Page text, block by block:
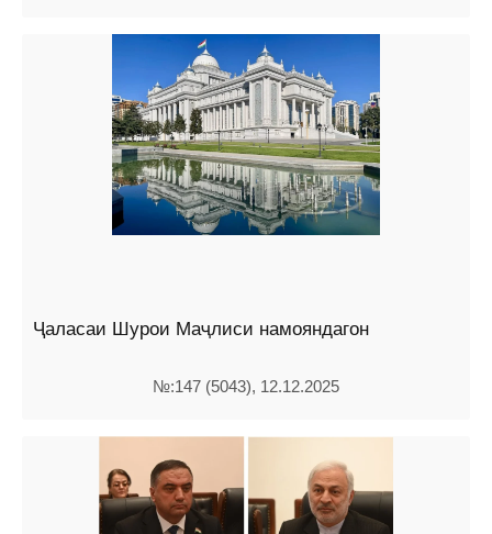
Ҷаласаи Шурои Маҷлиси намояндагон
№:147 (5043), 12.12.2025